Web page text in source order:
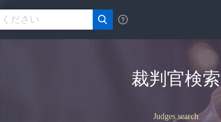
裁判官検索
Judges search